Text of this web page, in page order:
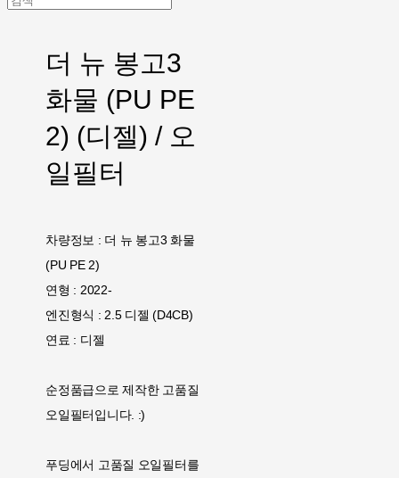
더 뉴 봉고3
화물 (PU PE
2) (디젤) / 오
일필터
차량정보 : 더 뉴 봉고3 화물
(PU PE 2)
연형 : 2022-
엔진형식 : 2.5 디젤 (D4CB)
연료 : 디젤
순정품급으로 제작한 고품질
오일필터입니다. :)
푸딩에서 고품질 오일필터를